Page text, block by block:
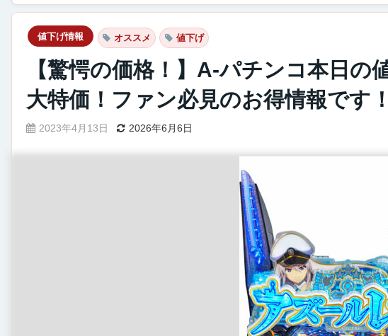
値下げ情報 オススメ 値下げ
【驚愕の価格！】A-パチンコ本日の
大特価！ファン必見のお得情報です！
2023年4月13日 2026年6月6日